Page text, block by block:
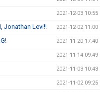
2021-12-03 10:55
Jonathan Levi!! 2021-12-02 11:00
2021-11-20 17:40
2021-11-14 09:49
2021-11-03 10:43
2021-11-02 09:25